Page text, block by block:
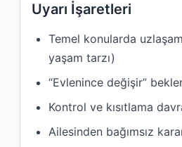
Uyarı İşaretleri
Temel konularda
yaşam tarzı)
“Evlenince değişir”
Kontrol ve kısıtlama
Ailesinden bağımsız